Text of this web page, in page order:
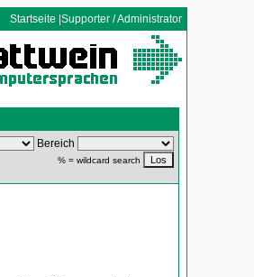
Startseite Supporter / Administrator
Bereich
% = wildcard search